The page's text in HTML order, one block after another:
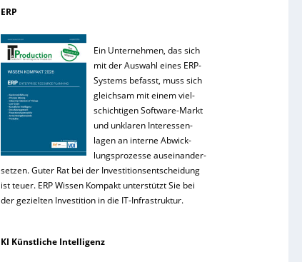
ERP
Ein Unternehmen, das sich
mit der Auswahl eines ERP-
Systems befasst, muss sich
gleichsam mit einem viel-
schichtigen Software-Markt
und unklaren Interessen-
lagen an interne Abwick-
lungsprozesse auseinander-
setzen. Guter Rat bei der Investitionsentscheidung
ist teuer. ERP Wissen Kompakt unterstützt Sie bei
der gezielten Investition in die IT-Infrastruktur.
KI Künstliche Intelligenz